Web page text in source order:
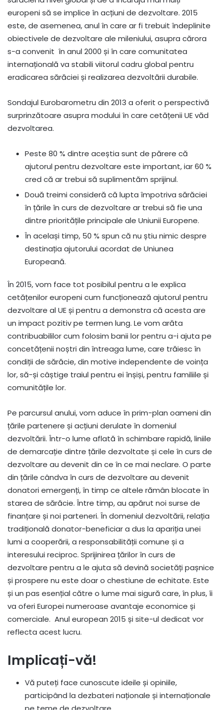
europeni să se implice în acțiuni de dezvoltare. 2015
este, de asemenea, anul în care ar fi trebuit îndeplinite
obiectivele de dezvoltare ale mileniului, asupra cărora
s-a convenit în anul 2000 și în care comunitatea
internațională va stabili viitorul cadru global pentru
eradicarea sărăciei și realizarea dezvoltării durabile.
Sondajul Eurobarometru din 2013 a oferit o perspectivă
surprinzătoare asupra modului în care cetățenii UE văd
dezvoltarea.
Peste 80 % dintre aceștia sunt de părere că
ajutorul pentru dezvoltare este important, iar 60 %
cred că ar trebui să suplimentăm sprijinul.
Două treimi consideră că lupta împotriva sărăciei
în țările în curs de dezvoltare ar trebui să fie una
dintre prioritățile principale ale Uniunii Europene.
În același timp, 50 % spun că nu știu nimic despre
destinația ajutorului acordat de Uniunea
Europeană.
În 2015, vom face tot posibilul pentru a le explica
cetățenilor europeni cum funcționează ajutorul pentru
dezvoltare al UE și pentru a demonstra că acesta are
un impact pozitiv pe termen lung. Le vom arăta
contribuabililor cum folosim banii lor pentru a-i ajuta pe
concetățenii noștri din întreaga lume, care trăiesc în
condiții de sărăcie, din motive independente de voința
lor, să-și câștige traiul pentru ei înșiși, pentru familiile și
comunitățile lor.
Pe parcursul anului, vom aduce în prim-plan oameni din
țările partenere și acțiuni derulate în domeniul
dezvoltării. Într-o lume aflată în schimbare rapidă, liniile
de demarcație dintre țările dezvoltate și cele în curs de
dezvoltare au devenit din ce în ce mai neclare. O parte
din țările cândva în curs de dezvoltare au devenit
donatori emergenți, în timp ce altele rămân blocate în
starea de sărăcie. Între timp, au apărut noi surse de
finanțare și noi parteneri. În domeniul dezvoltării, relația
tradițională donator-beneficiar a dus la apariția unei
lumi a cooperării, a responsabilității comune și a
interesului reciproc. Sprijinirea țărilor în curs de
dezvoltare pentru a le ajuta să devină societăți pașnice
și prospere nu este doar o chestiune de echitate. Este
și un pas esențial către o lume mai sigură care, în plus, îi
va oferi Europei numeroase avantaje economice și
comerciale. Anul european 2015 și site-ul dedicat vor
reflecta acest lucru.
Implicați-vă!
Vă puteți face cunoscute ideile și opiniile,
participând la dezbateri naționale și internaționale